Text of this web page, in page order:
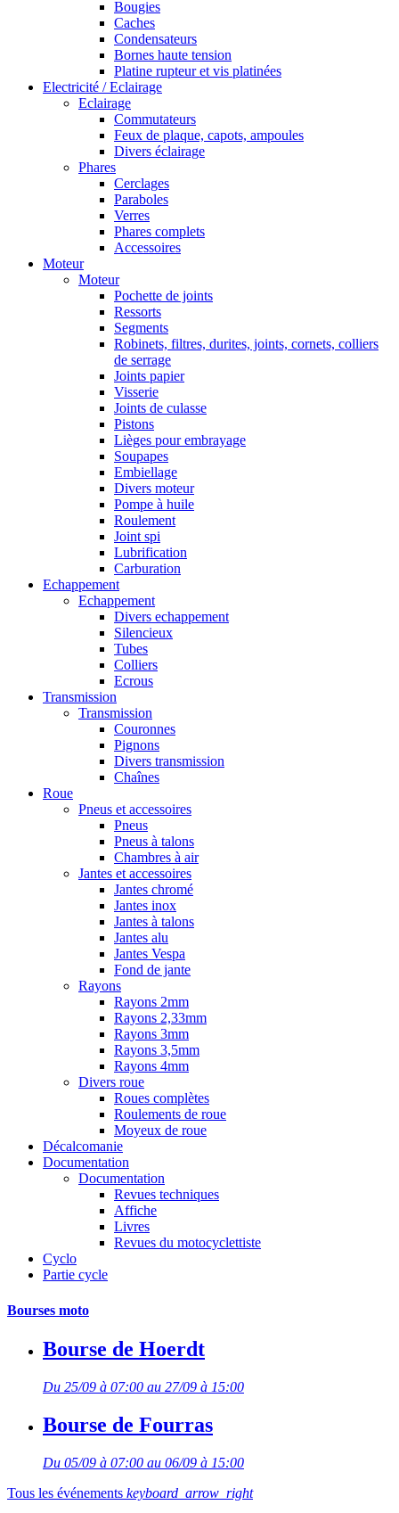
Bougies
Caches
Condensateurs
Bornes haute tension
Platine rupteur et vis platinées
Electricité / Eclairage
Eclairage
Commutateurs
Feux de plaque, capots, ampoules
Divers éclairage
Phares
Cerclages
Paraboles
Verres
Phares complets
Accessoires
Moteur
Moteur
Pochette de joints
Ressorts
Segments
Robinets, filtres, durites, joints, cornets, colliers
de serrage
Joints papier
Visserie
Joints de culasse
Pistons
Lièges pour embrayage
Soupapes
Embiellage
Divers moteur
Pompe à huile
Roulement
Joint spi
Lubrification
Carburation
Echappement
Echappement
Divers echappement
Silencieux
Tubes
Colliers
Ecrous
Transmission
Transmission
Couronnes
Pignons
Divers transmission
Chaînes
Roue
Pneus et accessoires
Pneus
Pneus à talons
Chambres à air
Jantes et accessoires
Jantes chromé
Jantes inox
Jantes à talons
Jantes alu
Jantes Vespa
Fond de jante
Rayons
Rayons 2mm
Rayons 2,33mm
Rayons 3mm
Rayons 3,5mm
Rayons 4mm
Divers roue
Roues complètes
Roulements de roue
Moyeux de roue
Décalcomanie
Documentation
Documentation
Revues techniques
Affiche
Livres
Revues du motocyclettiste
Cyclo
Partie cycle
Bourses moto
Bourse de Hoerdt
Du 25/09 à 07:00 au 27/09 à 15:00
Bourse de Fourras
Du 05/09 à 07:00 au 06/09 à 15:00
Tous les événements keyboard_arrow_right